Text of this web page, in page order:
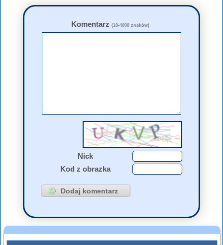
Komentarz (10-4000 znaków)
Nick
Kod z obrazka